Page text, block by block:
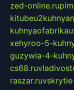
zed-online.ru
xehyroo-5-
guzywia-4-
cs68.ru
raszar.ru